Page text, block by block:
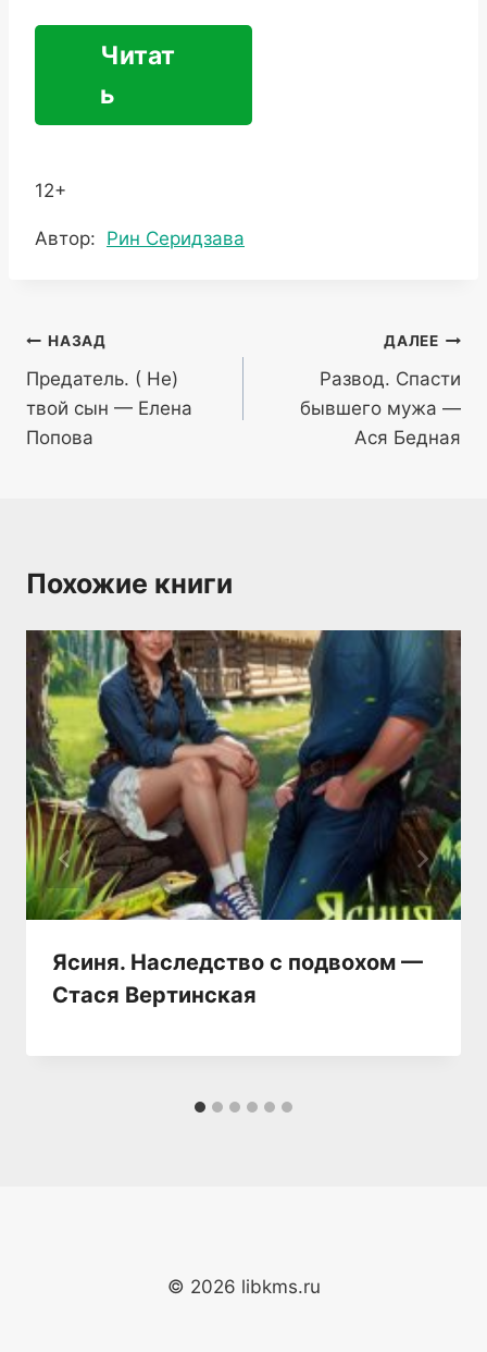
Читат
ь
12+
Метки
Автор: Рин Серидзава
Навигация
по
записям
НАЗАД
Предатель. ( Не)
твой сын — Елена
Попова
ДАЛЕЕ
Развод. Спасти
бывшего мужа —
Ася Бедная
Похожие книги
Ясиня. Наследство с подвохом —
Стася Вертинская
© 2026 libkms.ru